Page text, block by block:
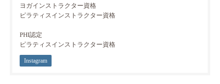
ヨガインストラクター資格
ピラティスインストラクター資格
PHI認定
ピラティスインストラクター資格
Instagram